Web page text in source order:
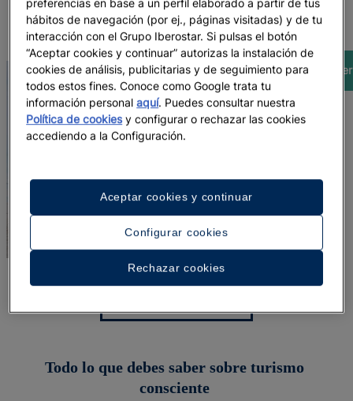
INSPIRADORAS
Todo lo que debes saber sobre turismo
consciente
preferencias en base a un perfil elaborado a partir de tus
hábitos de navegación (por ej., páginas visitadas) y de tu
interacción con el Grupo Iberostar. Si pulsas el botón
“Aceptar cookies y continuar” autorizas la instalación de
cookies de análisis, publicitarias y de seguimiento para
todos estos fines. Conoce como Google trata tu
información personalaquí. Puedes consultar nuestra
Política de cookiesy configurar o rechazar las cookies
accediendo a la Configuración.
Configurar cookies
Rechazar cookies
Aceptar cookies y continuar